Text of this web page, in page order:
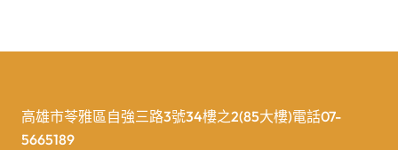
高雄市苓雅區自強三路3號34樓之2(85大樓)電話07-
5665189